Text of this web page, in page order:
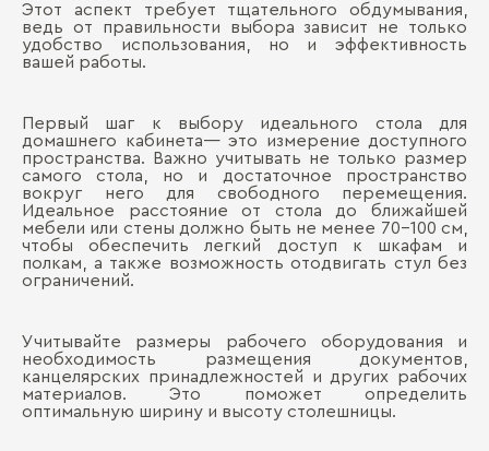
Этот аспект требует тщательного обдумывания,
ведь от правильности выбора зависит не только
удобство использования, но и эффективность
вашей работы.
Первый шаг к выбору идеального стола для
домашнего кабинета— это измерение доступного
пространства. Важно учитывать не только размер
самого стола, но и достаточное пространство
вокруг него для свободного перемещения.
Идеальное расстояние от стола до ближайшей
мебели или стены должно быть не менее 70-100 см,
чтобы обеспечить легкий доступ к шкафам и
полкам, а также возможность отодвигать стул без
ограничений.
Учитывайте размеры рабочего оборудования и
необходимость размещения документов,
канцелярских принадлежностей и других рабочих
материалов. Это поможет определить
оптимальную ширину и высоту столешницы.